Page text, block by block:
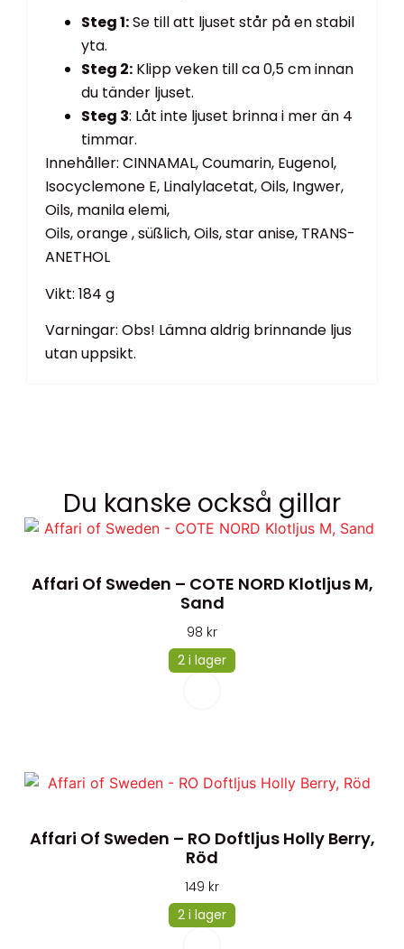
Steg 1:Se till att ljuset står på en stabil
yta.
Steg 2: Klipp veken till ca 0,5 cm innan
du tänder ljuset.
Steg 3: Låt inte ljuset brinna i mer än 4
timmar.
Innehåller: CINNAMAL, Coumarin, Eugenol,
Isocyclemone E, Linalylacetat, Oils, Ingwer,
Oils, manila elemi,
Oils, orange , süßlich, Oils, star anise, TRANS-
ANETHOL
Vikt: 184 g
Varningar: Obs! Lämna aldrig brinnande ljus
utan uppsikt.
Du kanske också gillar
Affari Of Sweden – COTE NORD Klotljus M,
Sand
98 kr
2 i lager
Affari Of Sweden – RO Doftljus Holly Berry,
Röd
149 kr
2 i lager